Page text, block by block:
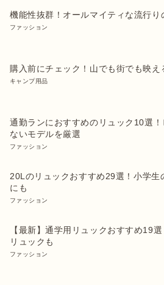
機能性抜群！オールマイティな流行り
ファッション
購入前にチェック！山でも街でも映え
キャンプ用品
通勤ランにおすすめのリュック10選
ないモデルを厳選
ファッション
20Lのリュックおすすめ29選！小学生
にも
ファッション
【最新】通学用リュックおすすめ19
リュックも
ファッション